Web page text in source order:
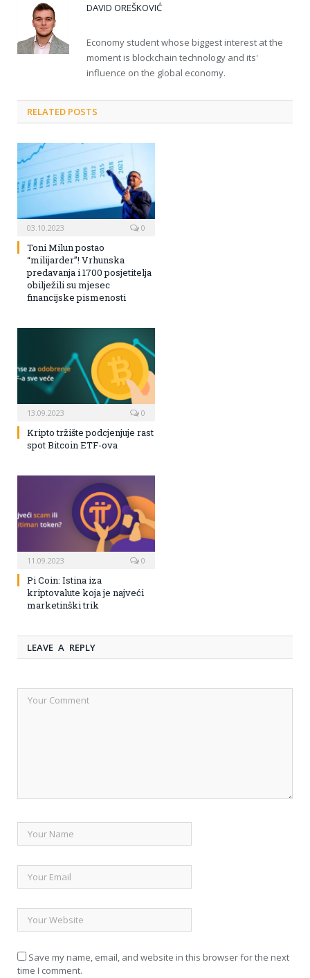
DAVID OREŠKOVIĆ
Economy student whose biggest interest at the
moment is blockchain technology and its'
influence on the global economy.
RELATED POSTS
03.10.2023 0
Toni Milun postao
“milijarder”! Vrhunska
predavanja i 1700 posjetitelja
obilježili su mjesec
financijske pismenosti
13.09.2023 0
Kripto tržište podcjenjuje rast
spot Bitcoin ETF-ova
11.09.2023 0
Pi Coin: Istina iza
kriptovalute koja je najveći
marketinški trik
LEAVE A REPLY
Save my name, email, and website in this browser for the next
time I comment.